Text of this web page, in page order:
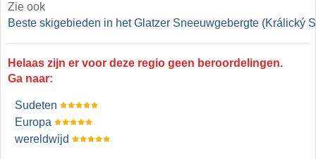
Zie ook
Beste skigebieden in het Glatzer Sneeuwgebergte (Králický
Helaas zijn er voor deze regio geen beroordelingen.
Ga naar:
Sudeten
Europa
wereldwijd